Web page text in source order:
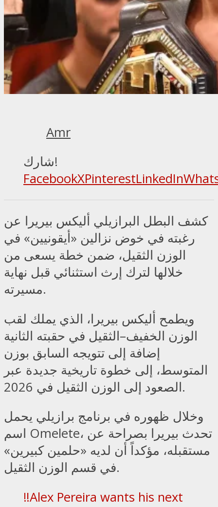
Amr
شارك!
FacebookXPinterestLinkedIn
كشف البطل البرازيلي أليكس بيريرا عن
رغبته في خوض نزالين «أيقونيين» في
الوزن الثقيل، ضمن خطة يسعى من
خلالها لترك إرث استثنائي قبل نهاية
مسيرته.
ويطمح أليكس بيريرا، الذي يملك لقب
الوزن الخفيف–الثقيل في حقبته الثانية
إضافة إلى تتويجه السابق بوزن
المتوسط، إلى خطوة تاريخية جديدة عبر
الصعود إلى الوزن الثقيل في 2026.
وخلال ظهوره في برنامج برازيلي يحمل
اسم Omelete، تحدث بيريرا بصراحة عن
مستقبله، مؤكداً أن لديه «حلمين كبيرين»
في قسم الوزن الثقيل.
‼️Alex Pereira wants his next